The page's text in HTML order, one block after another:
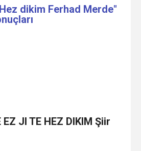
dikim Ferhad Merde"
EZ JI TE HEZ DIKIM Şiir